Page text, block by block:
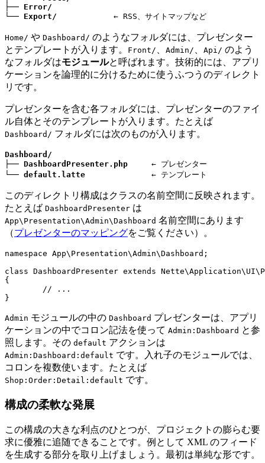
├── Error/
└── Export/
            ← RSS、サイトマップなど
Home/ や Dashboard/ のようなフォルダには、プレゼンター
とテンプレートが入ります。
Front/ Admin/ Api/ のよう
なフォルダはモジュールと呼ばれます。技術的には、アプリ
ケーションを論理的に分けるために使うふつうのディレクト
リです。
プレゼンターを含む各フォルダには、プレゼンターのファイ
ル自体とそのテンプレートが入ります。たとえば
Dashboard/ フォルダには次のものが入ります。
Dashboard/
├── DashboardPresenter.php
     ← プレゼンター
└── default.latte
              ← テンプレート
このディレクトリ構成はクラスの名前空間に反映されます。
たとえば DashboardPresenter は
App\Presentation\Admin\Dashboard 名前空間にあります
（プレゼンターのマッピングをご覧ください）。
namespace App\Presentation\Admin\Dashboard;
class DashboardPresenter extends
{
Admin モジュールの中の Dashboard プレゼンターは、アプリ
ケーションの中でコロン記法を使って Admin:Dashboard と参
照します。その default アクションは
Admin:Dashboard:default です。入れ子のモジュールでは、
コロンを複数使います。たとえば
Shop:Order:Detail:default です。
構成の柔軟な発展
この構成の大きな利点のひとつが、プロジェクトの膨らむ要
求に優雅に追随できることです。例として XML のフィード
を生成する部分を取り上げましょう。最初は単純な形です。